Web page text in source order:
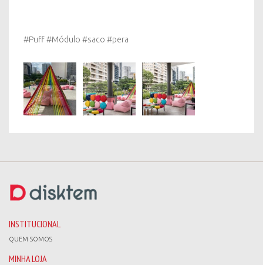
#Puff #Módulo #saco #pera
INSTITUCIONAL
QUEM SOMOS
MINHA LOJA